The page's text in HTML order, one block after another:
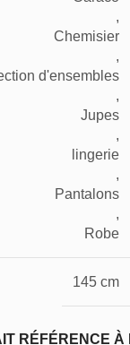
,
Chemisier
,
d'ensembles
,
Jupes
,
lingerie
,
Pantalons
,
Robe
145 cm
RÉFÉRENCE